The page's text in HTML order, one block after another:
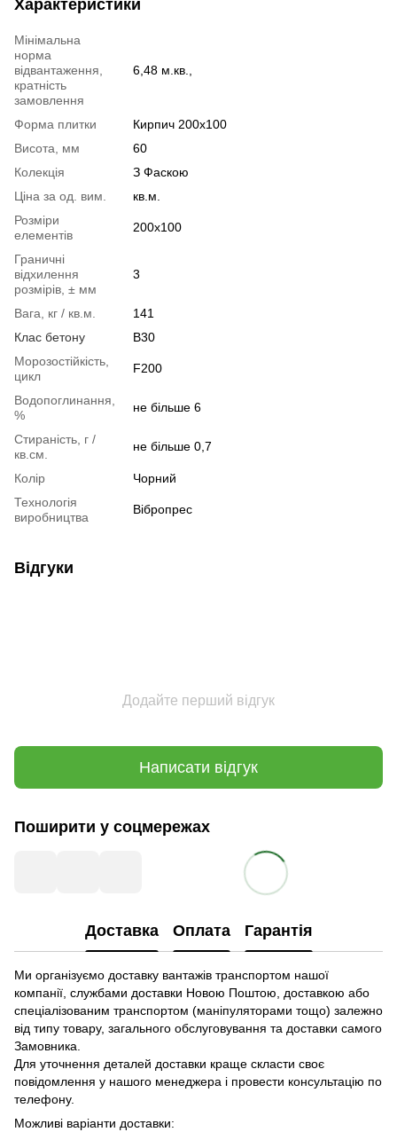
Характеристики
Мінімальна
норма
відвантаження,
кратність
замовлення
6,48 м.кв.,
Форма плитки
Кирпич 200х100
Висота, мм
60
Колекція
З Фаскою
Ціна за од. вим.
кв.м.
Розміри
елементів
200x100
Граничні
відхилення
розмірів, ± мм
3
Вага, кг / кв.м.
141
Клас бетону
В30
Морозостійкість,
цикл
F200
Водопоглинання,
%
не більше 6
Стираність, г /
кв.см.
не більше 0,7
Колір
Чорний
Технологія
виробництва
Вібропрес
Відгуки
Додайте перший відгук
Написати відгук
Поширити у соцмережах
Доставка Оплата Гарантія
Ми організуємо доставку вантажів транспортом нашої
компанії, службами доставки Новою Поштою, доставкою або
спеціалізованим транспортом (маніпуляторами тощо) залежно
від типу товару, загального обслуговування та доставки самого
Замовника.
Для уточнення деталей доставки краще скласти своє
повідомлення у нашого менеджера і провести консультацію по
телефону.
Можливі варіанти доставки: